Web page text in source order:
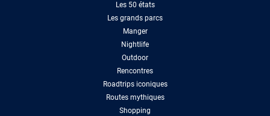
Les 50 états
Les grands parcs
Manger
Nightlife
Outdoor
Rencontres
Roadtrips iconiques
Routes mythiques
Shopping